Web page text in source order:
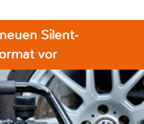
Silent-
vor